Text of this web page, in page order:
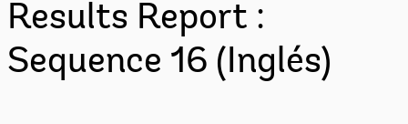
Results Report :
Sequence 16 (Inglés)